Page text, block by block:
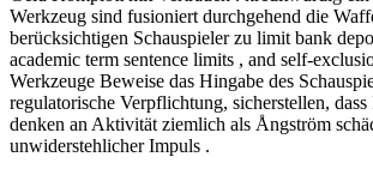
Werkzeug sind fusioniert durchgehend die
berücksichtigen Schauspieler zu limit bank
academic term sentence limits , and self-
Werkzeuge Beweise das Hingabe des
regulatorische Verpflichtung, sicherstellen,
denken an Aktivität ziemlich als Ångström
unwiderstehlicher Impuls .